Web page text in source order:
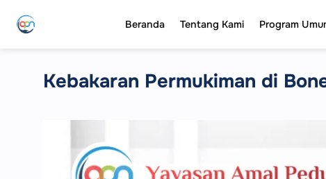
Beranda Tentang Kami Program
Kebakaran Permukiman di